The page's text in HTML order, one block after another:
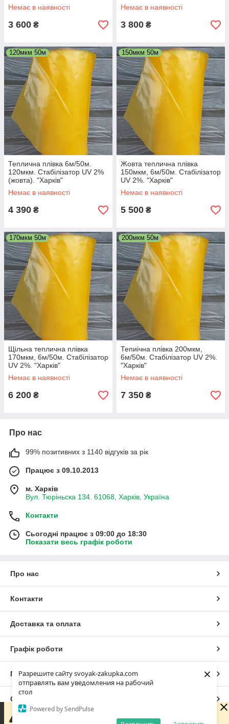
Разрешите сайту svoyak-zakupka.com
отправлять вам уведомления на рабочий
стол
Powered by SendPulse
×
Немає в наявності
3 600 ₴
Немає в наявності
3 800 ₴
120мкм 50м
Теплична плівка 6м/50м.
120мкм. Стабілізатор UV 2%
(жовта). "Харків"
Немає в наявності
4 390 ₴
150мкм 50м
Жовта теплична плівка
150мкм, 6м/50м. Стабілізатор
UV 2%. "Харків"
Немає в наявності
5 500 ₴
170мкм 50м
Щільна теплична плівка
170мкм, 6м/50м. Стабілізатор
UV 2%. "Харків"
Немає в наявності
6 200 ₴
200мкм 50м
Тепиічна плівка 200мкм,
6м/50м. Стабілізатор UV 2%.
"Харків"
Немає в наявності
7 350 ₴
Про нас
99% позитивних з 1140 відгуків за рік
Працює з 09.10.2013
м. Харків
Вул. Тюріньска 134. 61068, Харків, Україна
Контакти
Сьогодні працює з 09:00 до 18:30
Показати весь графік роботи
Про нас
Контакти
Доставка та оплата
Графік роботи
Повна версія сайту
Сайт створено на маркетплейсі
Зараз у компанії неробочий час. Замовлення та
повідомлення будуть оброблені з 10:00 найближчого